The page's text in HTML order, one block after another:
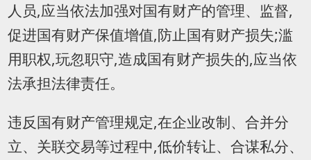
人员,应当依法加强对国有财产的管理、监督,
促进国有财产保值增值,防止国有财产损失;滥
用职权,玩忽职守,造成国有财产损失的,应当依
法承担法律责任。
违反国有财产管理规定,在企业改制、合并分
立、关联交易等过程中,低价转让、合谋私分、